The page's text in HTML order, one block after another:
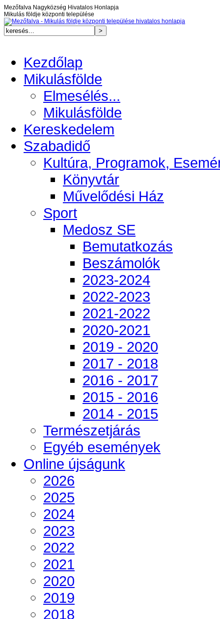
Mezőfalva Nagyközség Hivatalos Honlapja
Mikulás földje központi települése
Kezdőlap
Mikulásfölde
Elmesélés...
Mikulásfölde
Kereskedelem
Szabadidő
Kultúra, Programok,
Könyvtár
Művelődési Ház
Sport
Medosz SE
Bemutatkozás
Beszámolók
2023-2024
2022-2023
2021-2022
2020-2021
2019 - 2020
2017 - 2018
2016 - 2017
2015 - 2016
2014 - 2015
Természetjárás
Egyéb események
Online újságunk
2026
2025
2024
2023
2022
2021
2020
2019
2018